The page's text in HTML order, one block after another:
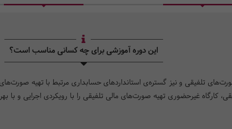
این دوره آموزشی برای چه کسانی مناسب است؟
تلفیقی و نیز گستره‌ی استانداردهای حسابداری مرتبط با تهیه
کارگاه غیرحضوری تهیه صورت‌های مالی تلفیقی را با رویکردی اجرایی و با